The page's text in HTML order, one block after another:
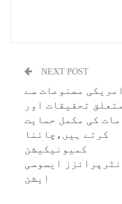
NEXT POST
امریکی مصنوعات سے
متعلق تحقیقات اور
کی مکمل حمایت
کرتے ہیں،چائنا
کمیونیکیشن
ایسوسی
ایشن